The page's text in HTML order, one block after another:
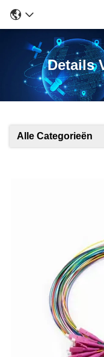
Details
Alle Categorieën